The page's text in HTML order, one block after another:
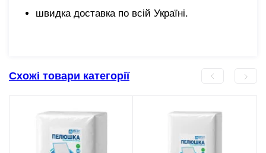
швидка доставка по всій Україні.
Схожі товари категорії